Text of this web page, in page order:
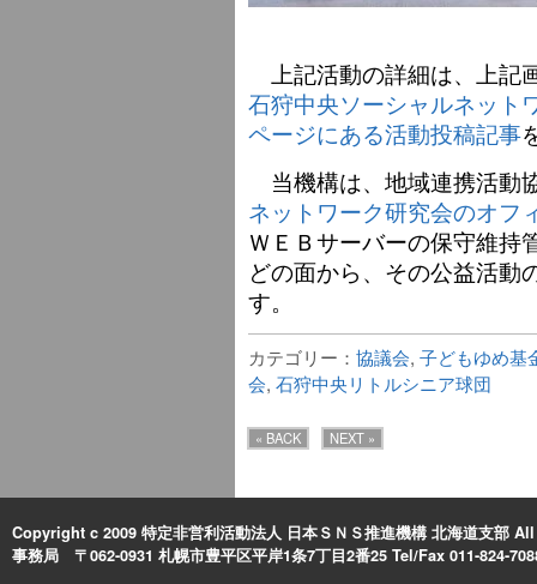
上記活動の詳細は、上記
石狩中央ソーシャルネット
ページにある活動投稿記事
当機構は、地域連携活動
ネットワーク研究会のオフ
ＷＥＢサーバーの保守維持
どの面から、その公益活動
す。
カテゴリー： 協議会, 子どもゆめ基
会, 石狩中央リトルシニア球団
« BACK NEXT »
Copyright c 2009 特定非営利活動法人 日本ＳＮＳ推進機構 北海道支部
事務局 〒062-0931 札幌市豊平区平岸1条7丁目2番25 Tel/Fax 011-824-